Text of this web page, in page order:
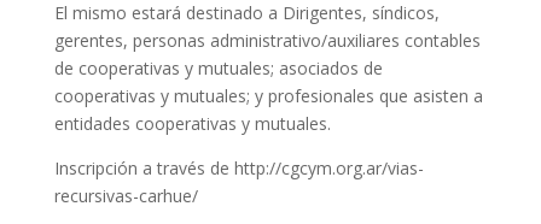
El mismo estará destinado a Dirigentes, síndicos,
gerentes, personas administrativo/auxiliares contables
de cooperativas y mutuales; asociados de
cooperativas y mutuales; y profesionales que asisten a
entidades cooperativas y mutuales.
Inscripción a través de http://cgcym.org.ar/vias-
recursivas-carhue/